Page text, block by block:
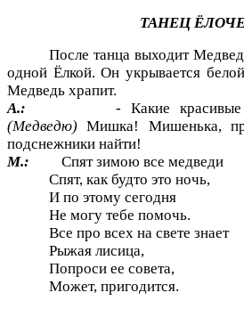
ТАНЕЦ
После танца выходит
одной Ёлкой. Он укрывается
Медведь храпит.
А.: - Какие красивые
(Медведю) Мишка! Мишенька,
подснежники найти!
М.:
Спят зимою все медведи
Спят, как будто это ночь,
И по этому сегодня
Не могу тебе помочь.
Все про всех на свете знает
Рыжая лисица,
Попроси ее совета,
Может, пригодится.